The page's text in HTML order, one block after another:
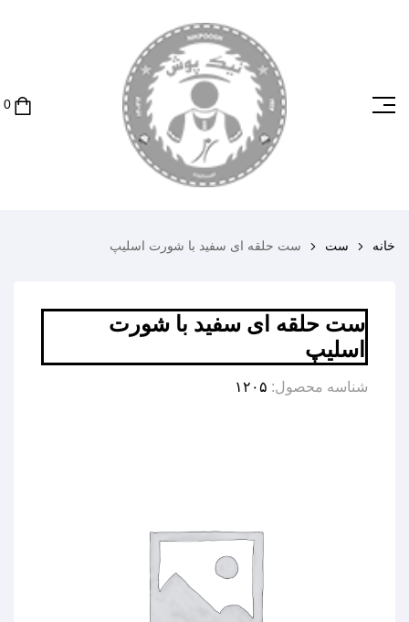
‏0
خانه ست ست حلقه ای سفید با شورت اسلیپ
ست حلقه ای سفید با شورت
اسلیپ
شناسه محصول: ۱۲۰۵